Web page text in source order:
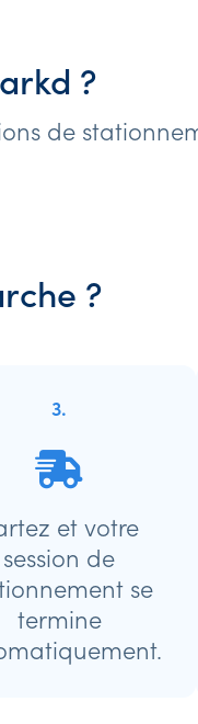
?
de
?
3.
et votre
session de
se
termine